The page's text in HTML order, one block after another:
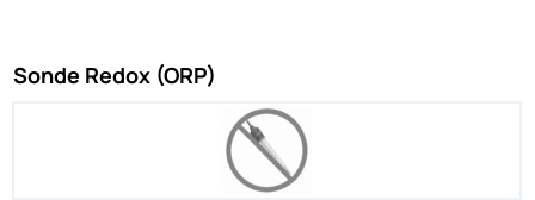
Sonde Redox (ORP)